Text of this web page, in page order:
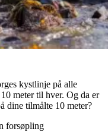
kystlinje på alle
meter til hver. Og da er
dine tilmålte 10 meter?
forsøpling